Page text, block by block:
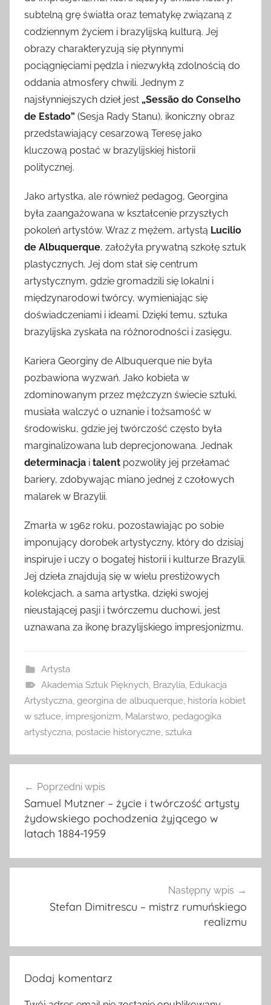
subtelną grę światła oraz tematykę związaną z
codziennym życiem i brazylijską kulturą. Jej
obrazy charakteryzują się płynnymi
pociągnięciami pędzla i niezwykłą zdolnością do
oddania atmosfery chwili. Jednym z
najsłynniejszych dzieł jest „Sessão do Conselho
de Estado” (Sesja Rady Stanu), ikoniczny obraz
przedstawiający cesarzową Teresę jako
kluczową postać w brazylijskiej historii
politycznej.
Jako artystka, ale również pedagog, Georgina
była zaangażowana w kształcenie przyszłych
pokoleń artystów. Wraz z mężem, artystą Lucilio
de Albuquerque, założyła prywatną szkołę sztuk
plastycznych. Jej dom stał się centrum
artystycznym, gdzie gromadzili się lokalni i
międzynarodowi twórcy, wymieniając się
doświadczeniami i ideami. Dzięki temu, sztuka
brazylijska zyskała na różnorodności i zasięgu.
Kariera Georginy de Albuquerque nie była
pozbawiona wyzwań. Jako kobieta w
zdominowanym przez mężczyzn świecie sztuki,
musiała walczyć o uznanie i tożsamość w
środowisku, gdzie jej twórczość często była
marginalizowana lub deprecjonowana. Jednak
determinacja i talent pozwoliły jej przełamać
bariery, zdobywając miano jednej z czołowych
malarek w Brazylii.
Zmarła w 1962 roku, pozostawiając po sobie
imponujący dorobek artystyczny, który do dzisiaj
inspiruje i uczy o bogatej historii i kulturze Brazylii.
Jej dzieła znajdują się w wielu prestiżowych
kolekcjach, a sama artystka, dzięki swojej
nieustającej pasji i twórczemu duchowi, jest
uznawana za ikonę brazylijskiego impresjonizmu.
Artysta
Akademia Sztuk Pięknych, Brazylia, Edukacja
Artystyczna, georgina de albuquerque, historia kobiet
w sztuce, impresjonizm, Malarstwo, pedagogika
artystyczna, postacie historyczne, sztuka
wpisu
Poprzedni wpis
Samuel Mutzner – życie i twórczość artysty
żydowskiego pochodzenia żyjącego w
latach 1884-1959
Następny wpis
Stefan Dimitrescu – mistrz rumuńskiego
realizmu
Dodaj komentarz